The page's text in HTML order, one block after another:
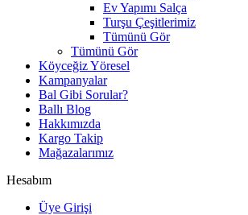
Ev Yapımı Salça
Turşu Çeşitlerimiz
Tümünü Gör
Tümünü Gör
Köyceğiz Yöresel
Kampanyalar
Bal Gibi Sorular?
Ballı Blog
Hakkımızda
Kargo Takip
Mağazalarımız
Hesabım
Üye Girişi